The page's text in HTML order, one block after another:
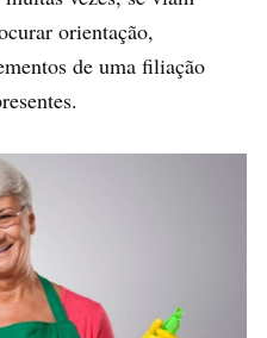
orientação,
de uma filiação